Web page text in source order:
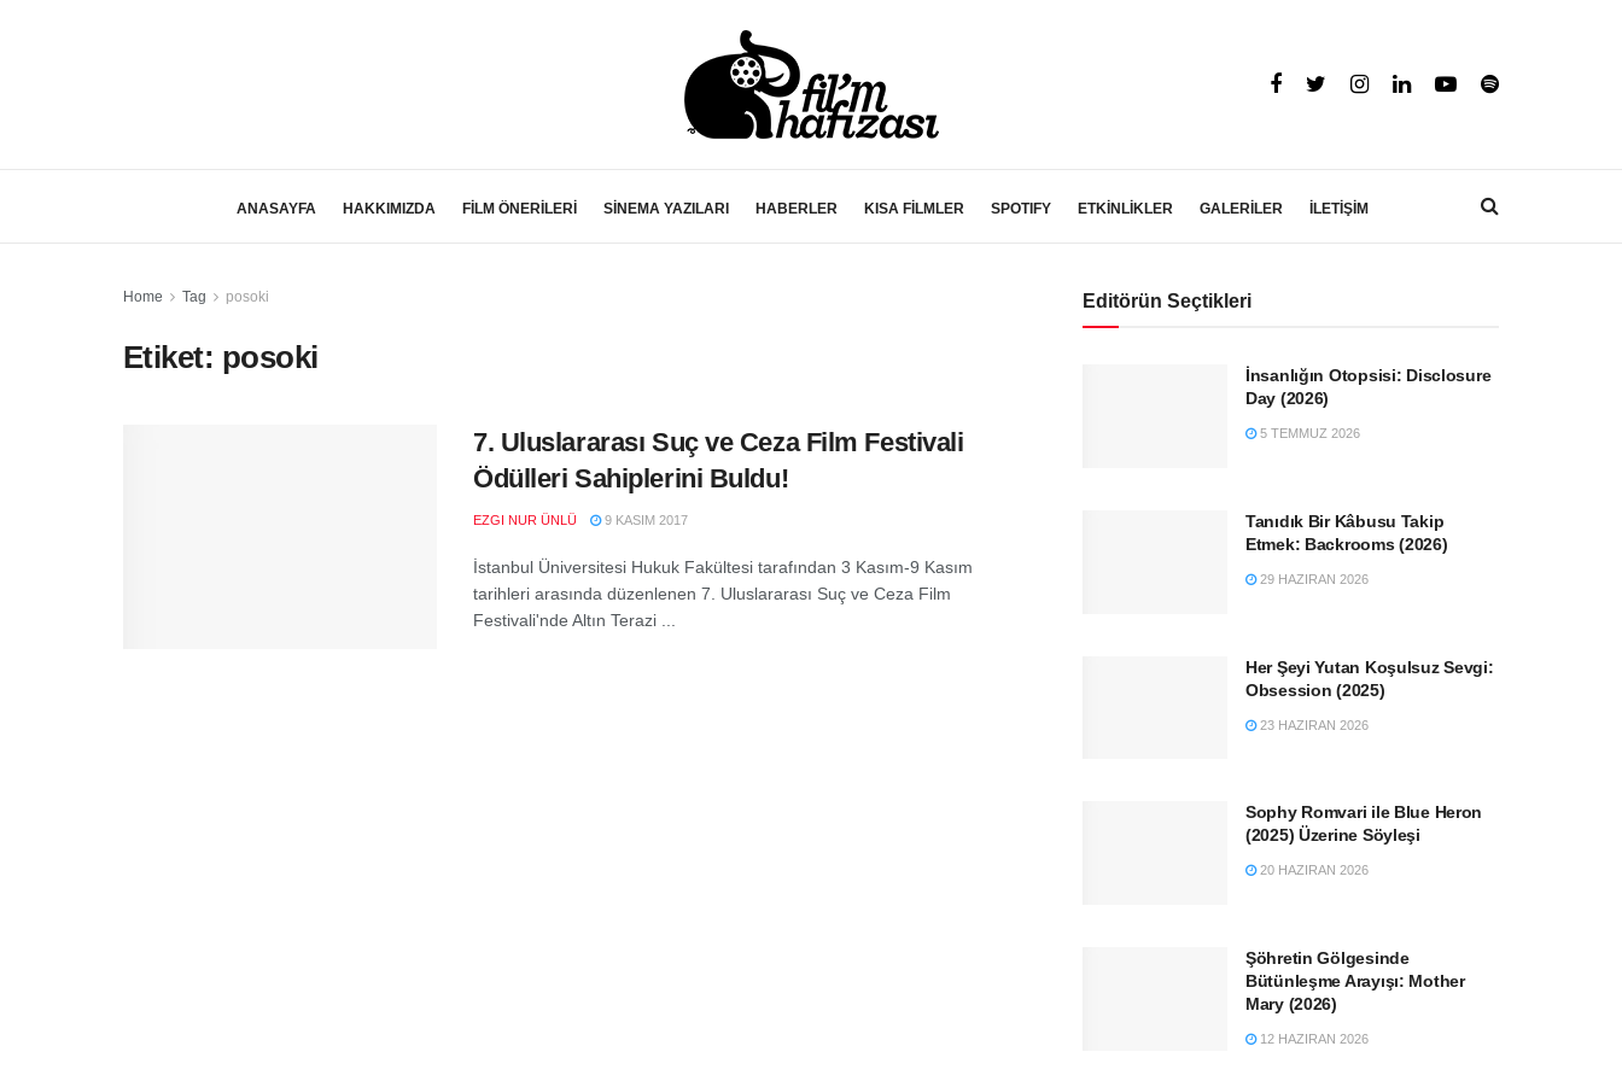
ANASAYFA HAKKIMIZDA FİLM ÖNERİLERİ SİNEMA YAZILARI HABERLER KISA FİLMLER SPOTIFY ETKİNLİKLER GALERİLER İLETİŞİM
Home Tag posoki
Etiket: posoki
7. Uluslararası Suç ve Ceza Film Festivali
Ödülleri Sahiplerini Buldu!
EZGI NUR ÜNLÜ 9 KASIM 2017
İstanbul Üniversitesi Hukuk Fakültesi tarafından 3 Kasım-9 Kasım
tarihleri arasında düzenlenen 7. Uluslararası Suç ve Ceza Film
Festivali'nde Altın Terazi ...
Editörün Seçtikleri
İnsanlığın Otopsisi: Disclosure
Day (2026)
5 TEMMUZ 2026
Tanıdık Bir Kâbusu Takip
Etmek: Backrooms (2026)
29 HAZIRAN 2026
Her Şeyi Yutan Koşulsuz Sevgi:
Obsession (2025)
23 HAZIRAN 2026
Sophy Romvari ile Blue Heron
(2025) Üzerine Söyleşi
20 HAZIRAN 2026
Şöhretin Gölgesinde
Bütünleşme Arayışı: Mother
Mary (2026)
12 HAZIRAN 2026